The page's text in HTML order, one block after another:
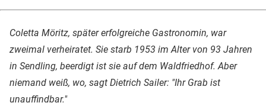
Coletta Möritz, später erfolgreiche Gastronomin, war
zweimal verheiratet. Sie starb 1953 im Alter von 93 Jahren
in Sendling, beerdigt ist sie auf dem Waldfriedhof. Aber
niemand weiß, wo, sagt Dietrich Sailer: "Ihr Grab ist
unauffindbar."